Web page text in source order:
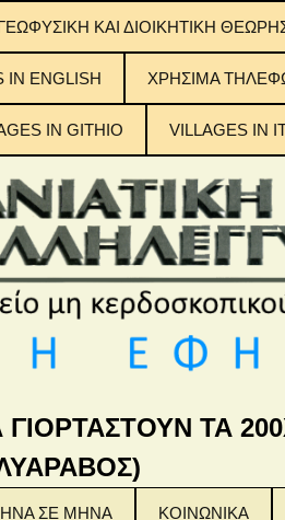
ΚΑΙ ΔΙΟΙΚΗΤΙΚΗ
IN ENGLISH ΧΡΗΣΙΜΑ
IN GITHIO VILLAGES IN
ΤΑ
ΣΕ ΜΗΝΑ ΚΟΙΝΩΝΙΚΑ